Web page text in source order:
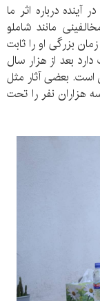
درباره اثر ما
مانند شاملو
بزرگی او را ثابت
بعد از هزار سال
است. بعضی آثار مثل
هزاران نفر را تحت